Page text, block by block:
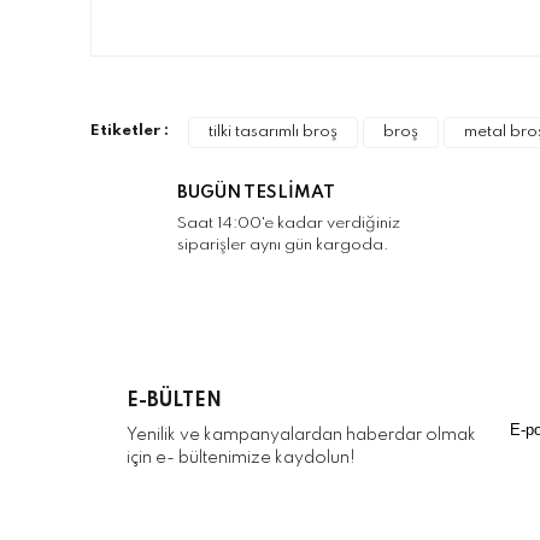
Ürün bilgilerinde hatalar bulunuyor.
Ürün fiyatı diğer sitelerden daha pahalı.
Bu ürüne benzer farklı alternatifler olmalı.
Etiketler : tilki tasarımlı broş broş metal
BUGÜN TESLİMAT
Saat 14:00'e kadar verdiğiniz
siparişler aynı gün kargoda.
E-BÜLTEN
Yenilik ve kampanyalardan haberdar olmak
için e- bültenimize kaydolun!